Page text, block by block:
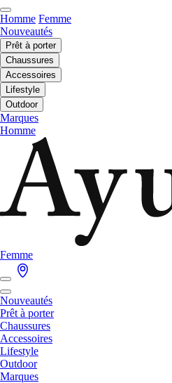
Homme Femme
Nouveautés
Prêt à porter
Chaussures
Accessoires
Lifestyle
Outdoor
Marques
Homme
Femme
Nouveautés
Prêt à porter
Chaussures
Accessoires
Lifestyle
Outdoor
Marques